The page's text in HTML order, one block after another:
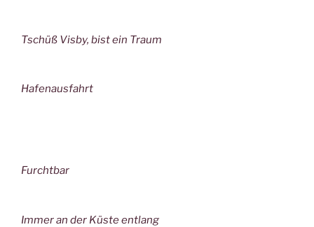
Tschüß Visby, bist ein Traum
Hafenausfahrt
Furchtbar
Immer an der Küste entlang